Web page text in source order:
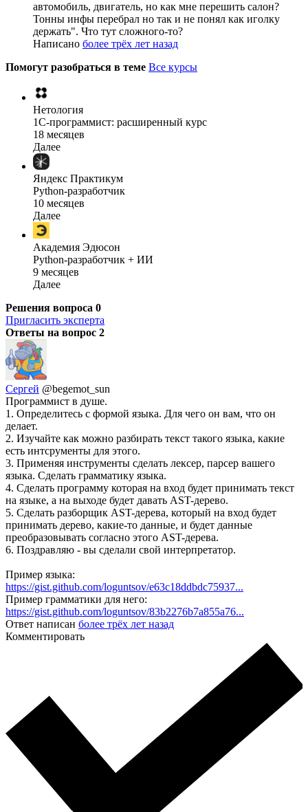
автомобиль, двигатель, но как мне перешить салон?
Тонны инфы перебрал но так и не понял как иголку
держать". Что тут сложного-то?
Написано более трёх лет назад
Помогут разобраться в теме Все курсы
Нетология
1C-программист: расширенный курс
18 месяцев
Далее
Яндекс Практикум
Python-разработчик
10 месяцев
Далее
Академия Эдюсон
Python-разработчик + ИИ
9 месяцев
Далее
Решения вопроса 0
Пригласить эксперта
Ответы на вопрос 2
Сергей @begemot_sun
Программист в душе.
1. Определитесь с формой языка. Для чего он вам, что он
делает.
2. Изучайте как можно разбирать текст такого языка, какие
есть интсрументы для этого.
3. Применяя инструменты сделать лексер, парсер вашего
языка. Сделать грамматику языка.
4. Сделать программу которая на вход будет принимать текст
на языке, а на выходе будет давать AST-дерево.
5. Сделать разборщик AST-дерева, который на вход будет
принимать дерево, какие-то данные, и будет данные
преобразовывать согласно этого AST-дерева.
6. Поздравляю - вы сделали свой интерпретатор.
Пример языка:
https://gist.github.com/loguntsov/e63c18ddbdc75937...
Пример грамматики для него:
https://gist.github.com/loguntsov/83b2276b7a855a76...
Ответ написан более трёх лет назад
Комментировать